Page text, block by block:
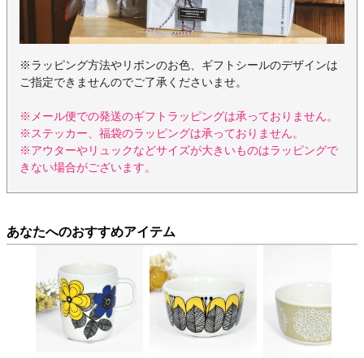
※ラッピング方法やリボンのお色、ギフトシールのデザインは
ご指定できませんのでご了承くださいませ。
※メール便での発送のギフトラッピングは承っておりません。
※ステッカー、福袋のラッピングは承っておりません。
※アウターやリュックなどサイズが大きいものはラッピングで
きない場合がございます。
あなたへのおすすめアイテム